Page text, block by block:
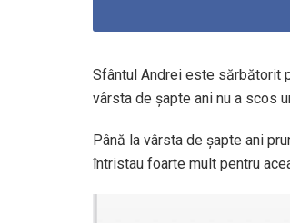
Sfântul Andrei este sărbătorit
vârsta de șapte ani nu a scos
Până la vârsta de șapte ani
întristau foarte mult pentru